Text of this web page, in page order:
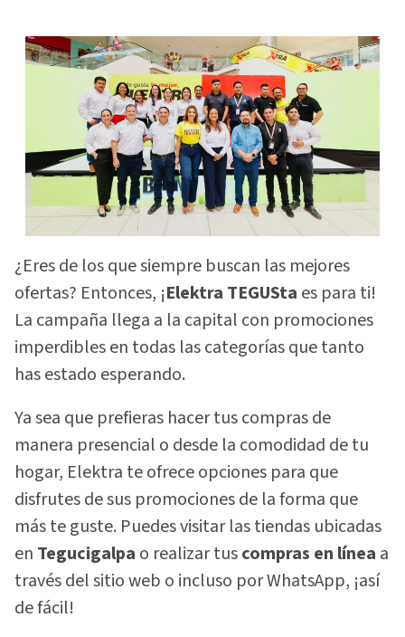
¿Eres de los que siempre buscan las mejores
ofertas? Entonces, ¡Elektra TEGUSta es para ti!
La campaña llega a la capital con promociones
imperdibles en todas las categorías que tanto
has estado esperando.
Ya sea que prefieras hacer tus compras de
manera presencial o desde la comodidad de tu
hogar, Elektra te ofrece opciones para que
disfrutes de sus promociones de la forma que
más te guste. Puedes visitar las tiendas ubicadas
en Tegucigalpa o realizar tuscompras en línea a
través del sitio web o incluso por WhatsApp, ¡así
de fácil!